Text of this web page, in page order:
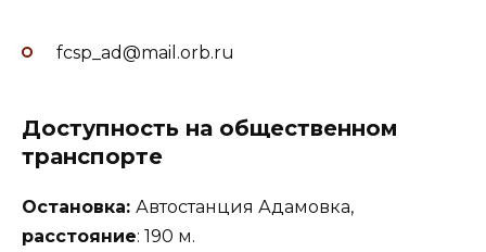
fcsp_ad@mail.orb.ru
Доступность на общественном
транспорте
Остановка: Автостанция Адамовка,
расстояние: 190 м.